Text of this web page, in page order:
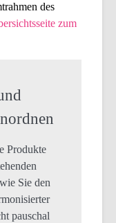
des
zum
Produkte
Sie den
pauschal